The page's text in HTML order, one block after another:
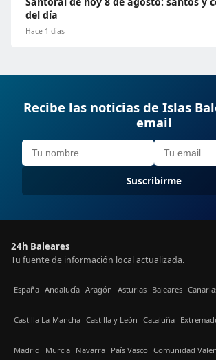
del día
Hace 1 días
Recibe las noticias de Islas
email
Suscribirme
24h Baleares
Tu fuente de información local actualizada.
España Andalucía Aragón Asturias Baleares
Castilla La-Mancha Castilla y León Cataluña
Madrid Murcia Navarra País Vasco Comunidad